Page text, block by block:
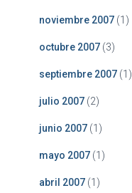
noviembre 2007 (1)
octubre 2007 (3)
septiembre 2007 (1)
julio 2007 (2)
junio 2007 (1)
mayo 2007 (1)
abril 2007 (1)